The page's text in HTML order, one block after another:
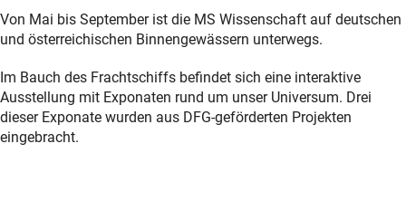
Von Mai bis September ist die MS Wissenschaft auf deutschen
und österreichischen Binnengewässern unterwegs.
Im Bauch des Frachtschiffs befindet sich eine interaktive
Ausstellung mit Exponaten rund um unser Universum. Drei
dieser Exponate wurden aus DFG-geförderten Projekten
eingebracht.